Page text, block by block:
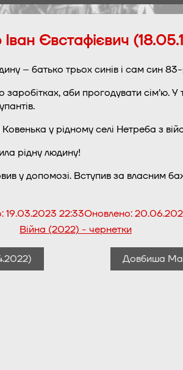
Євстафієвич
– батько трьох синів і сам син
заробітках, аби прогодувати
у рідному селі Нетреба з
рідну людину!
у допомозі. Вступив за власним
19.03.2023 22:33Оновлено:
Війна (2022) - чернетки
Довбиша